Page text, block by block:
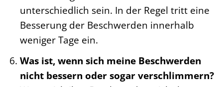
unterschiedlich sein. In der Regel tritt eine
Besserung der Beschwerden innerhalb
weniger Tage ein.
Was ist, wenn sich meine Beschwerden
nicht bessern oder sogar verschlimmern?